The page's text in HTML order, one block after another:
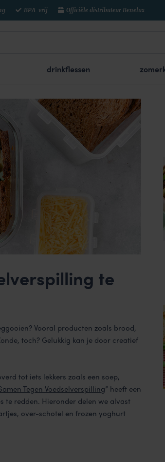
BPA-vrij Officiële distributeur Benelux
drinkflessen
te
Vooral producten zoals brood,
toch? Gelukkig kan je door creatief
tot iets lekkers zoals een soep,
Tegen Voedselverspilling” heeft een
te redden. Hieronder delen we alvast
, over-schotel en frozen yoghurt